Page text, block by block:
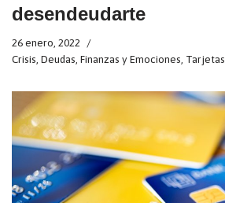
desendeudarte
26 enero, 2022
Crisis, Deudas, Finanzas y Emociones,